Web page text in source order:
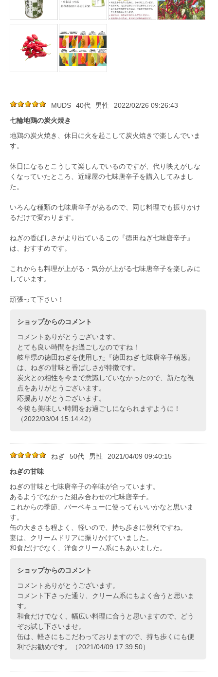
MUDS 40代 男性
2022/02/26 09:26:43
七輪地鶏の炭火焼き
地鶏の炭火焼き、休日に火を起こして炭火焼きで楽しんでいま
す。
休日になるとこうして楽しんでいるのですが、代り映えがしな
くなっていたところ、近縁屋の七味唐辛子を購入してみまし
た。
いろんな種類の七味唐辛子があるので、同じ料理でも振りかけ
るだけで変わります。
ねぎの香ばしさがより出ているこの『徳田ねぎ七味唐辛子』
は、おすすめです。
これからも料理が上がる・気分が上がる七味唐辛子を楽しみに
しています。
頑張って下さい！
ショップからのコメント
コメントありがとうございます。
とても良い時間をお過ごしなのですね！
岐阜県の徳田ねぎを使用した『徳田ねぎ七味唐辛子萌葱』
は、ねぎの甘味と香ばしさが特徴です。
炭火との相性を今まで意識していなかったので、新たな視
点をありがとうございます。
応援ありがとうございます。
今後も美味しい時間をお過ごしになられますように！
（2022/03/04 15:14:42）
ねぎ 50代 男性
2021/04/09 09:40:15
ねぎの甘味
ねぎの甘味と七味唐辛子の辛味が合っています。
あるようでなかった組み合わせの七味唐辛子。
これからの季節、バーベキューに使ってもいいかなと思いま
す。
缶の大きさも程よく、軽いので、持ち歩きに便利ですね。
妻は、クリームドリアに振りかけていました。
和食だけでなく、洋食クリーム系にもあいました。
ショップからのコメント
コメントありがとうございます。
コメント下さった通り、クリーム系にもよく合うと思いま
す。
和食だけでなく、幅広い料理に合うと思いますので、どう
ぞお試し下さいませ。
缶は、軽さにもこだわっておりますので、持ち歩くにも便
利でお勧めです。（2021/04/09 17:39:50）